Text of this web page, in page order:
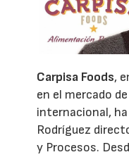
Carpisa Foods,
en el mercado
internacional,
Rodríguez
y Procesos.